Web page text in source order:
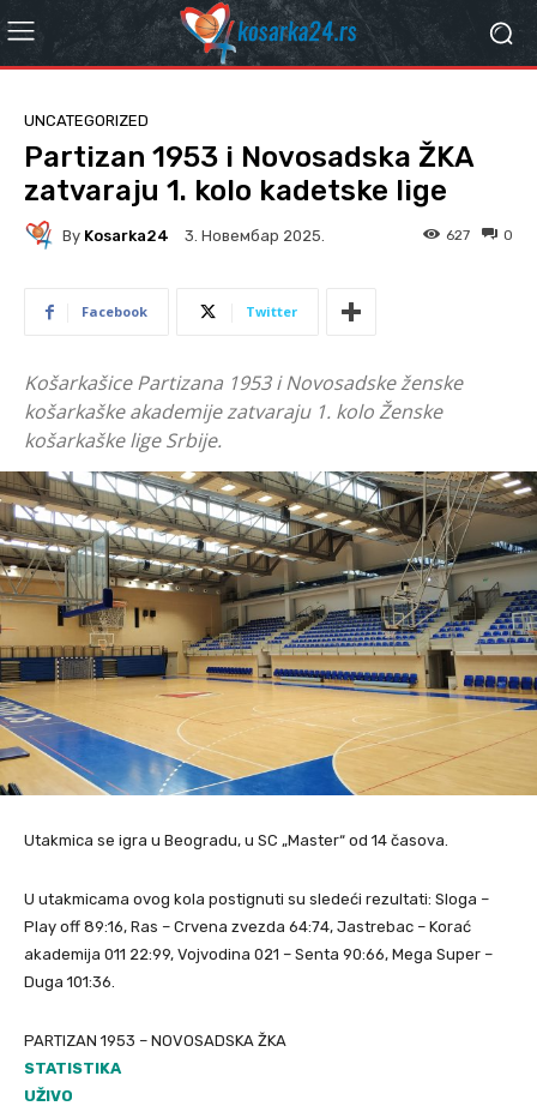
UNCATEGORIZED
Partizan 1953 i Novosadska ŽKA
zatvaraju 1. kolo kadetske lige
By Kosarka24 3. Новембар 2025. 0
627
Facebook Twitter
Košarkašice Partizana 1953 i Novosadske ženske
košarkaške akademije zatvaraju 1. kolo Ženske
košarkaške lige Srbije.
Utakmica se igra u Beogradu, u SC „Master“ od 14 časova.
U utakmicama ovog kola postignuti su sledeći rezultati: Sloga –
Play off 89:16, Ras – Crvena zvezda 64:74, Jastrebac – Korać
akademija 011 22:99, Vojvodina 021 – Senta 90:66, Mega Super –
Duga 101:36.
PARTIZAN 1953 – NOVOSADSKA ŽKA
STATISTIKA
UŽIVO